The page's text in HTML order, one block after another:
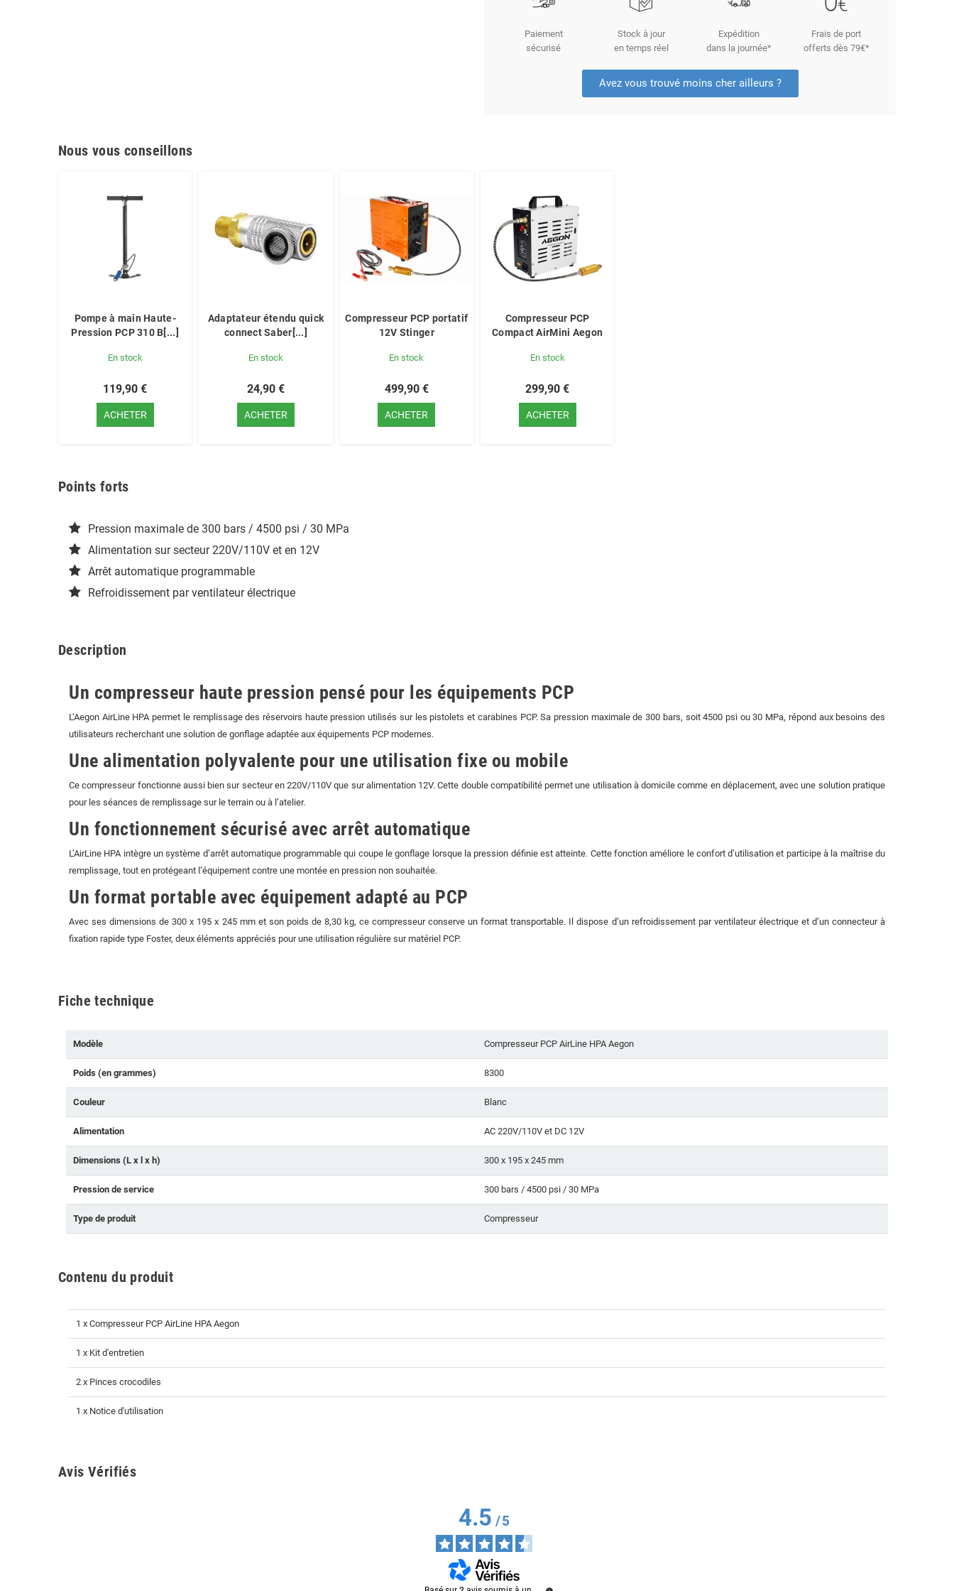
Paiement
sécurisé
Stock à jour
en temps réel
Expédition
dans la journée*
Frais de port
offerts dès 79€*
Avez vous trouvé moins cher ailleurs ?
Nous vous conseillons
Pompe à main Haute-
Pression PCP 310 B[...]
En stock
119,90 €
ACHETER
Adaptateur étendu quick
connect Saber[...]
En stock
24,90 €
ACHETER
Compresseur PCP portatif
12V Stinger
En stock
499,90 €
ACHETER
Compresseur PCP
Compact AirMini Aegon
En stock
299,90 €
ACHETER
Points forts
Pression maximale de 300 bars / 4500 psi / 30 MPa
Alimentation sur secteur 220V/110V et en 12V
Arrêt automatique programmable
Refroidissement par ventilateur électrique
Description
Un compresseur haute pression pensé pour les équipements PCP
L’Aegon AirLine HPA permet le remplissage des réservoirs haute pression utilisés sur les pistolets et carabines PCP. Sa pression maximale de 300 bars, soit 4500 psi ou 30 MPa, répond aux besoins des
utilisateurs recherchant une solution de gonflage adaptée aux équipements PCP modernes.
Une alimentation polyvalente pour une utilisation fixe ou mobile
Ce compresseur fonctionne aussi bien sur secteur en 220V/110V que sur alimentation 12V. Cette double compatibilité permet une utilisation à domicile comme en déplacement, avec une solution pratique
pour les séances de remplissage sur le terrain ou à l’atelier.
Un fonctionnement sécurisé avec arrêt automatique
L’AirLine HPA intègre un système d’arrêt automatique programmable qui coupe le gonflage lorsque la pression définie est atteinte. Cette fonction améliore le confort d’utilisation et participe à la maîtrise du
remplissage, tout en protégeant l’équipement contre une montée en pression non souhaitée.
Un format portable avec équipement adapté au PCP
Avec ses dimensions de 300 x 195 x 245 mm et son poids de 8,30 kg, ce compresseur conserve un format transportable. Il dispose d’un refroidissement par ventilateur électrique et d’un connecteur à
fixation rapide type Foster, deux éléments appréciés pour une utilisation régulière sur matériel PCP.
Fiche technique
Modèle Compresseur PCP AirLine HPA Aegon
Poids (en grammes) 8300
Couleur Blanc
Alimentation AC 220V/110V et DC 12V
Dimensions (L x l x h) 300 x 195 x 245 mm
Pression de service 300 bars / 4500 psi / 30 MPa
Type de produit Compresseur
Contenu du produit
1 x Compresseur PCP AirLine HPA Aegon
1 x Kit d'entretien
2 x Pinces crocodiles
1 x Notice d'utilisation
Avis Vérifiés
4.5/5